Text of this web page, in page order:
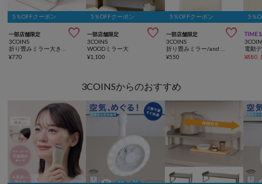
5％OFFクーポン
一部店舗限定 
3COINS
¥770
5％OFFクーポン
一部店舗限定 
3COINS
WOODミラー大
¥1,100
5％OFFクーポン
一部店舗限定 
3COINS
¥550
5％
TIME
¥880
3COINSからのおすすめ